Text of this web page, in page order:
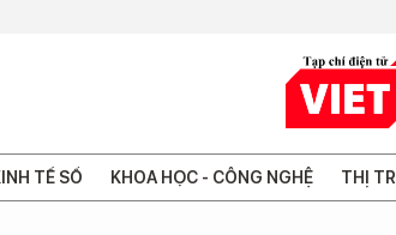
TẾ SỐ KHOA HỌC - CÔNG NGHỆ THỊ